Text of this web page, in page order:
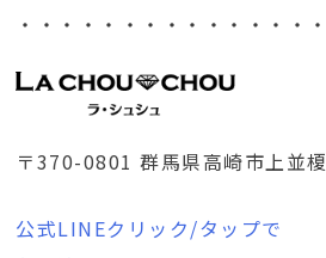
・・・・・・・・・・・・・・
〒370-0801 群馬県高崎市上並
公式LINEクリック/タップで